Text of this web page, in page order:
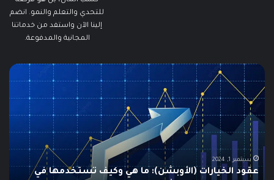
للتحدي والتعلم والنمو. انضم
إلينا الآن واستفد من خدماتنا
المجانية والمدفوعة.
مطالبات
البطالة
في
الولايات
المتحدة
تنخفض
إلى
أدنى
مستوى
سبتمبر 19, 2024
مطالبات البطالة في الولايات المتحدة تنخفض إلى أدنى